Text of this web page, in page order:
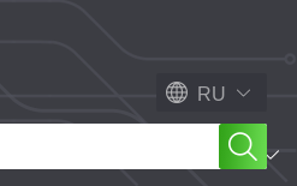
RU
МЕНЮ